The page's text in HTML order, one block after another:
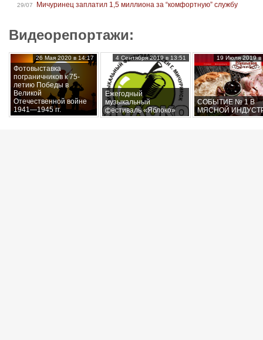
29/07 Мичуринец заплатил 1,5 миллиона за “комфортную” службу
Видеорепортажи:
Фотовыставка
пограничников к 75-
летию Победы в
Великой
Отечественной войне
1941—1945 гг.
26 Мая 2020 в 14:17
Ежегодный
музыкальный
фестиваль «Яблоко»
4 Сентября 2019 в 13:51
СОБЫТИЕ № 1 В
МЯСНОЙ
19 Июля 2019 в